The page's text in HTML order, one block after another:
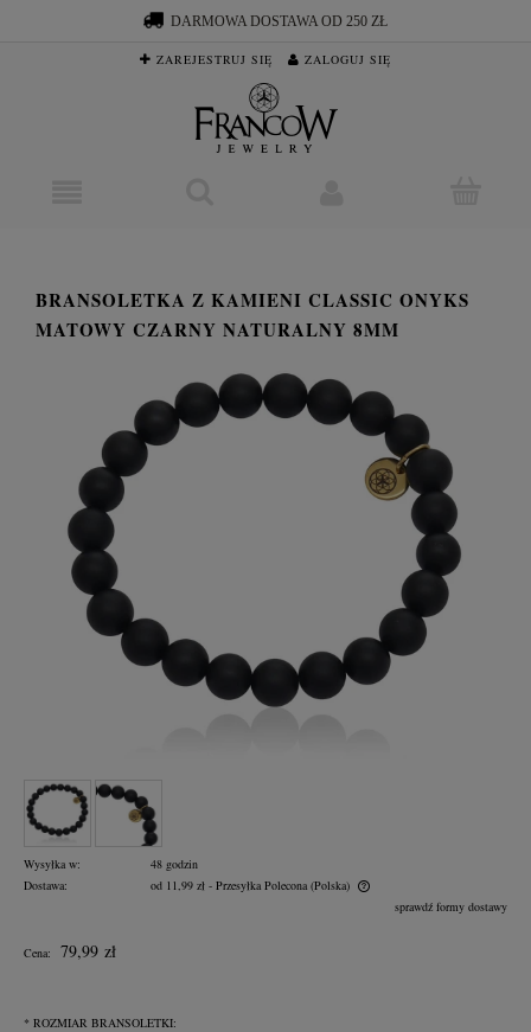
DARMOWA DOSTAWA OD 250 ZŁ
ZAREJESTRUJ SIĘ ZALOGUJ SIĘ
BRANSOLETKA Z KAMIENI CLASSIC ONYKS
MATOWY CZARNY NATURALNY 8MM
Wysyłka w:
48 godzin
Dostawa:
od 11,99 zł - Przesyłka Polecona (Polska)
sprawdź formy dostawy
Cena: 79,99 zł
* ROZMIAR BRANSOLETKI: